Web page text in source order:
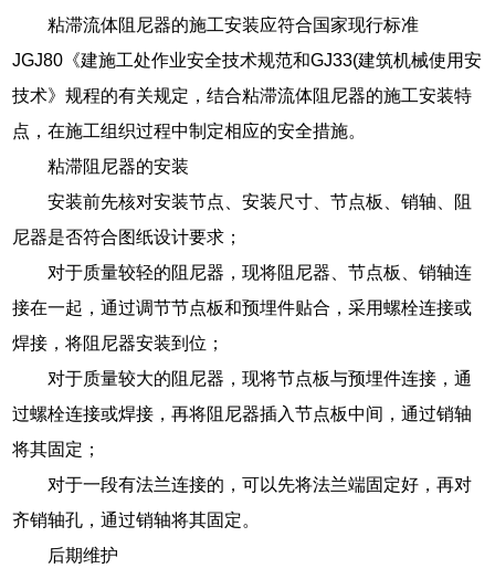
粘滞流体阻尼器的施工安装应符合国家现行标准
JGJ80《建施工处作业安全技术规范和GJ33(建筑机械使用安
技术》规程的有关规定，结合粘滞流体阻尼器的施工安装特
点，在施工组织过程中制定相应的安全措施。
粘滞阻尼器的安装
安装前先核对安装节点、安装尺寸、节点板、销轴、阻
尼器是否符合图纸设计要求；
对于质量较轻的阻尼器，现将阻尼器、节点板、销轴连
接在一起，通过调节节点板和预埋件贴合，采用螺栓连接或
焊接，将阻尼器安装到位；
对于质量较大的阻尼器，现将节点板与预埋件连接，通
过螺栓连接或焊接，再将阻尼器插入节点板中间，通过销轴
将其固定；
对于一段有法兰连接的，可以先将法兰端固定好，再对
齐销轴孔，通过销轴将其固定。
后期维护